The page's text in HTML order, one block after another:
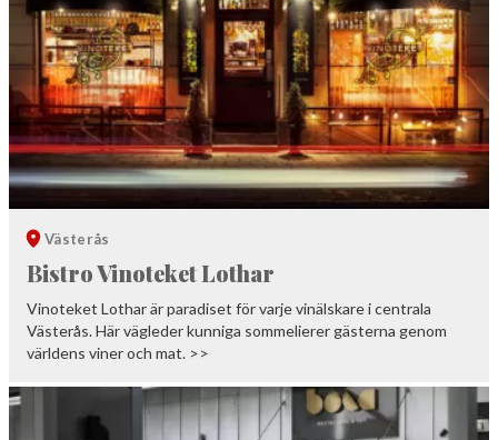
Västerås
Bistro Vinoteket Lothar
Vinoteket Lothar är paradiset för varje vinälskare i centrala
Västerås. Här vägleder kunniga sommelierer gästerna genom
världens viner och mat. >>